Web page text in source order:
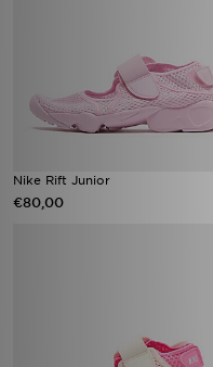
Nike Rift Junior
€80,00